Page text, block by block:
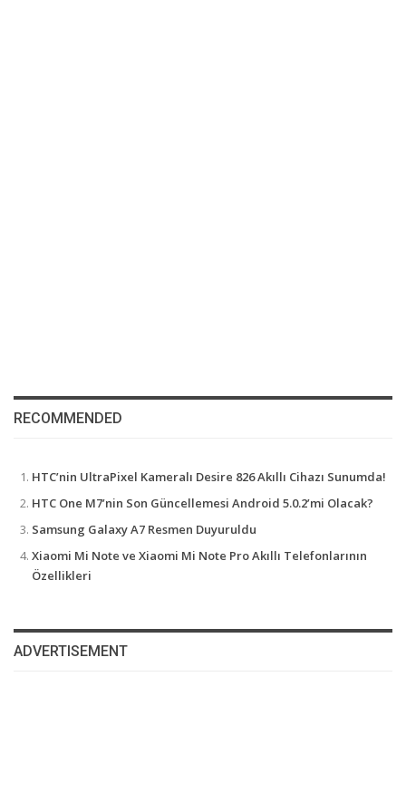
RECOMMENDED
HTC’nin UltraPixel Kameralı Desire 826 Akıllı Cihazı Sunumda!
HTC One M7’nin Son Güncellemesi Android 5.0.2’mi Olacak?
Samsung Galaxy A7 Resmen Duyuruldu
Xiaomi Mi Note ve Xiaomi Mi Note Pro Akıllı Telefonlarının
Özellikleri
ADVERTISEMENT